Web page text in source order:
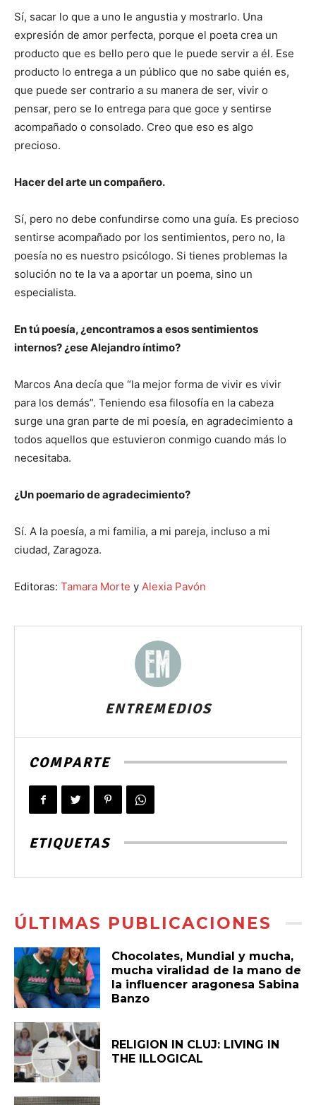
Sí, sacar lo que a uno le angustia y mostrarlo. Una
expresión de amor perfecta, porque el poeta crea un
producto que es bello pero que le puede servir a él. Ese
producto lo entrega a un público que no sabe quién es,
que puede ser contrario a su manera de ser, vivir o
pensar, pero se lo entrega para que goce y sentirse
acompañado o consolado. Creo que eso es algo
precioso.
Hacer del arte un compañero.
Sí, pero no debe confundirse como una guía. Es precioso
sentirse acompañado por los sentimientos, pero no, la
poesía no es nuestro psicólogo. Si tienes problemas la
solución no te la va a aportar un poema, sino un
especialista.
En tú poesía, ¿encontramos a esos sentimientos
internos? ¿ese Alejandro íntimo?
Marcos Ana decía que “la mejor forma de vivir es vivir
para los demás”. Teniendo esa filosofía en la cabeza
surge una gran parte de mi poesía, en agradecimiento a
todos aquellos que estuvieron conmigo cuando más lo
necesitaba.
¿Un poemario de agradecimiento?
Sí. A la poesía, a mi familia, a mi pareja, incluso a mi
ciudad, Zaragoza.
Editoras: Tamara Morte y Alexia Pavón
ENTREMEDIOS
COMPARTE
ETIQUETAS
ÚLTIMAS PUBLICACIONES
Chocolates, Mundial y mucha,
mucha viralidad de la mano de
la influencer aragonesa Sabina
Banzo
RELIGION IN CLUJ: LIVING IN
THE ILLOGICAL